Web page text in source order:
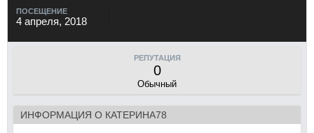
ПОСЕЩЕНИЕ
4 апреля, 2018
РЕПУТАЦИЯ
0
Обычный
ИНФОРМАЦИЯ О КАТЕРИНА78